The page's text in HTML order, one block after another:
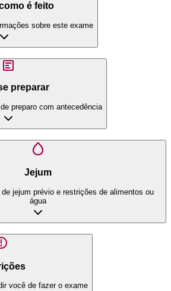
é feito
sobre este exame
preparar
preparo com antecedência
Jejum
jejum prévio e restrições de alimentos ou
água
você de fazer o exame